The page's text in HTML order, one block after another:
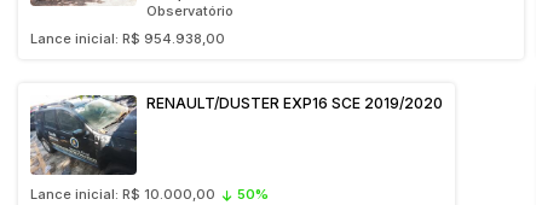
Materiais/Equipamentos
Veículos
Ambulância
Caminhonetes
Faixa de valor
R$
Observatório
Lance inicial: R$ 954.938,00
RENAULT/DUSTER EXP16 SCE 2019/2020
Lance inicial: R$ 10.000,00 50%